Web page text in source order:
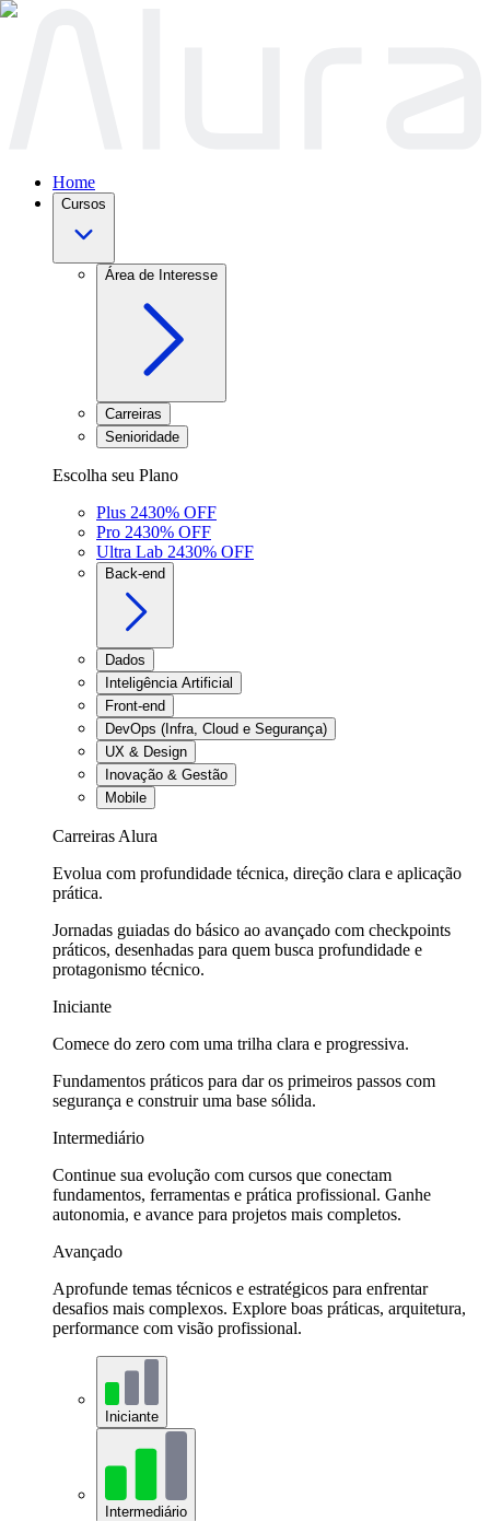
Home
Cursos
Área de Interesse
Carreiras
Senioridade
Escolha seu Plano
Plus 2430% OFF
Pro 2430% OFF
Ultra Lab 2430% OFF
Back-end
Dados
Inteligência Artificial
Front-end
DevOps (Infra, Cloud e Segurança)
UX & Design
Inovação & Gestão
Mobile
Carreiras Alura
Evolua com profundidade técnica, direção clara e aplicação
prática.
Jornadas guiadas do básico ao avançado com checkpoints
práticos, desenhadas para quem busca profundidade e
protagonismo técnico.
Iniciante
Comece do zero com uma trilha clara e progressiva.
Fundamentos práticos para dar os primeiros passos com
segurança e construir uma base sólida.
Intermediário
Continue sua evolução com cursos que conectam
fundamentos, ferramentas e prática profissional. Ganhe
autonomia, e avance para projetos mais completos.
Avançado
Aprofunde temas técnicos e estratégicos para enfrentar
desafios mais complexos. Explore boas práticas, arquitetura,
performance com visão profissional.
Iniciante
Intermediário